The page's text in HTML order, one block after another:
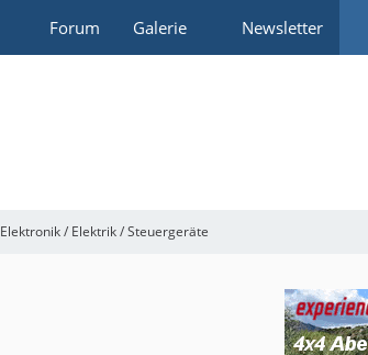
Forum Galerie Newsletter
Elektronik / Elektrik / Steuergeräte